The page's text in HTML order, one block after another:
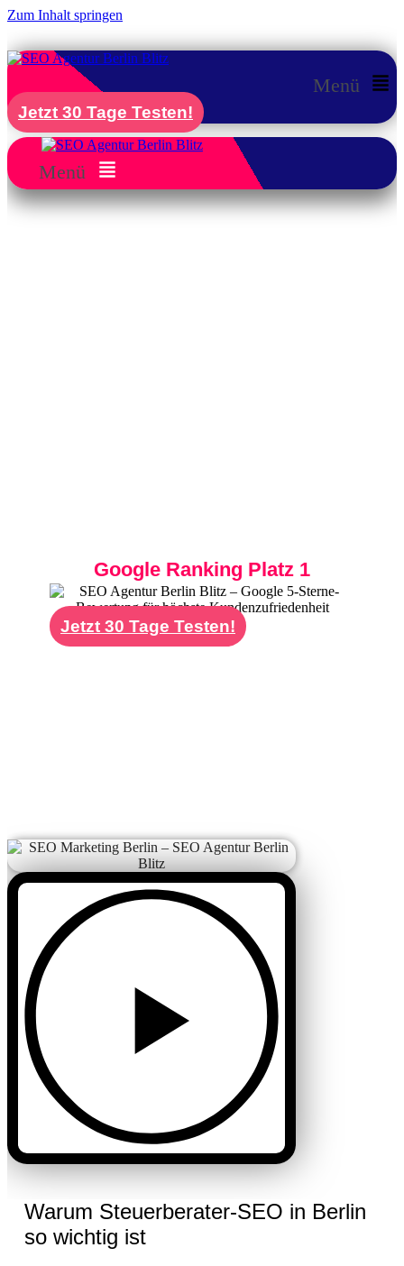
Zum Inhalt springen
Menü
Jetzt 30 Tage Testen!
Menü
Google Ranking Platz 1
Jetzt 30 Tage Testen!
Warum Steuerberater-SEO in Berlin
so wichtig ist